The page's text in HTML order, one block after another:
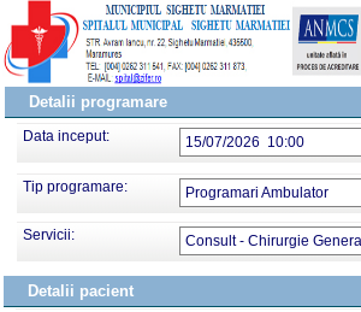
Detalii programare
Data inceput: 15/07/2026 10:00
Tip programare: Programari Ambulator
Servicii: Consult - Chirurgie
Detalii pacient